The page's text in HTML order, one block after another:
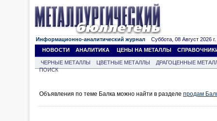
Информационно-аналитический журнал Суббота, 08 Август 2026 г.
НОВОСТИ
АНАЛИТИКА ЦЕНЫ НА МЕТАЛЛЫ
ЧЕРНЫЕ МЕТАЛЛЫ ЦВЕТНЫЕ МЕТАЛЛЫ
ДРАГОЦЕННЫЕ
ПОИСК
Объявления по теме Балка можно найти в разделе продам